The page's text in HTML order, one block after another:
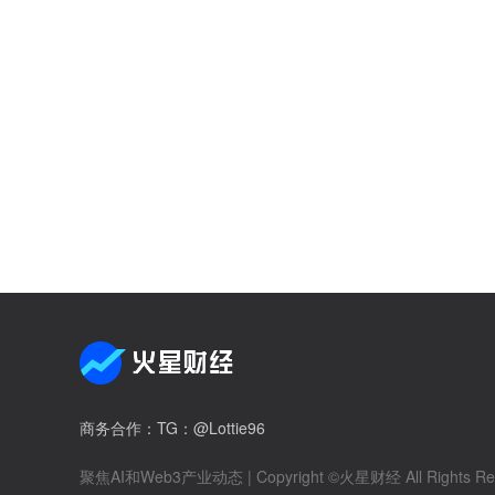
商务合作 ：TG：@Lottie96
聚焦AI和Web3产业动态 | Copyright ©火星财经 All Rights